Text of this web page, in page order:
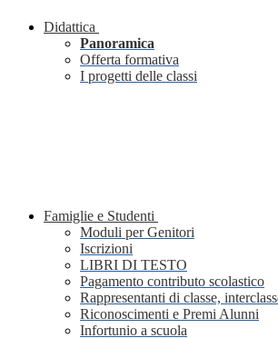
Didattica
Panoramica
Offerta formativa
I progetti delle classi
Famiglie e Studenti
Moduli per Genitori
Iscrizioni
LIBRI DI TESTO
Pagamento contributo scolastico
Rappresentanti di classe,
Riconoscimenti e Premi Alunni
Infortunio a scuola